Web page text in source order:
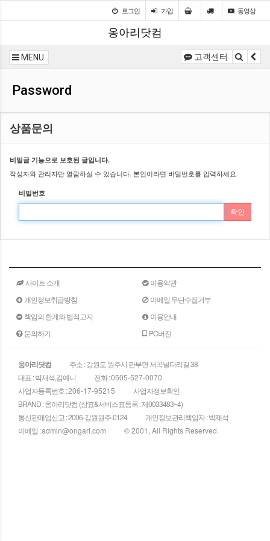
로그인 가입 동영상
옹아리닷컴
MENU 고객센터
Password
상품문의
비밀글 기능으로 보호된 글입니다.
작성자와 관리자만 열람하실 수 있습니다. 본인이라면 비밀번호를 입력하세요.
비밀번호
확인
사이트 소개
이용약관
개인정보취급방침
이메일 무단수집거부
책임의 한계와 법적고지
이용안내
문의하기
PC버전
옹아리닷컴
주소 : 강원도 원주시 판부면 서곡널다리길 38
대표 : 박재석,김예니
전화 :0505-527-0070
사업자등록번호 :206-17-95215
사업자정보확인
BRAND : 옹아리닷컴 (상표&서비스표등록 : 제0033483~4)
통신판매업신고 : 2006-강원원주-0124
개인정보관리책임자 : 박재석
이메일 :admin@ongari.com © 2001, All Rights Reserved.